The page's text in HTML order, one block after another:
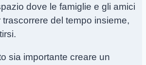
dove le famiglie e gli amici
del tempo insieme,
sia importante creare un